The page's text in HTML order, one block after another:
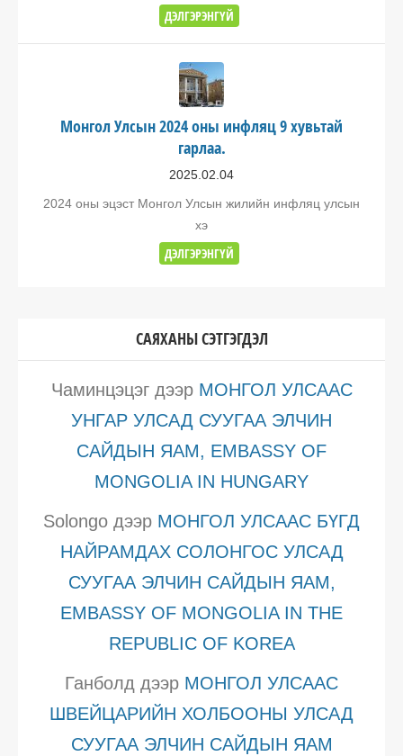
ДЭЛГЭРЭНГҮЙ
Монгол Улсын 2024 оны инфляц 9 хувьтай
гарлаа.
2025.02.04
2024 оны эцэст Монгол Улсын жилийн инфляц улсын
хэ
ДЭЛГЭРЭНГҮЙ
САЯХАНЫ СЭТГЭГДЭЛ
Чаминцэцэгдээр МОНГОЛ УЛСААС
УНГАР УЛСАД СУУГАА ЭЛЧИН
САЙДЫН ЯАМ, EMBASSY OF
MONGOLIA IN HUNGARY
Solongo дээр МОНГОЛ УЛСААС БҮГД
НАЙРАМДАХ СОЛОНГОС УЛСАД
СУУГАА ЭЛЧИН САЙДЫН ЯАМ,
EMBASSY OF MONGOLIA IN THE
REPUBLIC OF KOREA
Ганболд дээр МОНГОЛ УЛСААС
ШВЕЙЦАРИЙН ХОЛБООНЫ УЛСАД
СУУГАА ЭЛЧИН САЙДЫН ЯАМ